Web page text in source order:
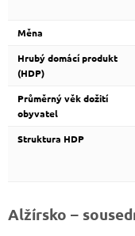
Měna
Hrubý domácí produkt
(HDP)
Průměrný věk dožití
obyvatel
Struktura HDP
Alžírsko –